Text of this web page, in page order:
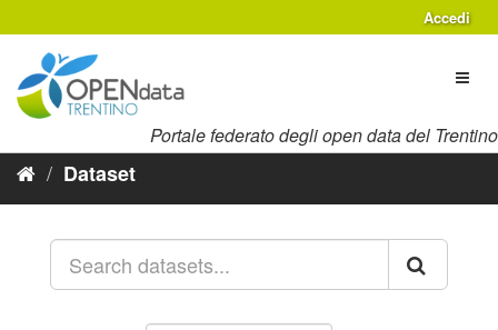
al
contenuto
Accedi
Portale federato degli open data del Trentino
Dataset